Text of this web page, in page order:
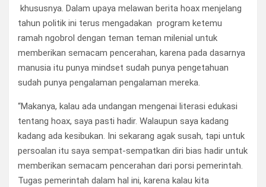
khususnya. Dalam upaya melawan berita hoax menjelang
tahun politik ini terus mengadakan program ketemu
ramah ngobrol dengan teman teman milenial untuk
memberikan semacam pencerahan, karena pada dasarnya
manusia itu punya mindset sudah punya pengetahuan
sudah punya pengalaman pengalaman mereka.
“Makanya, kalau ada undangan mengenai literasi edukasi
tentang hoax, saya pasti hadir. Walaupun saya kadang
kadang ada kesibukan. Ini sekarang agak susah, tapi untuk
persoalan itu saya sempat-sempatkan diri bias hadir untuk
memberikan semacam pencerahan dari porsi pemerintah.
Tugas pemerintah dalam hal ini, karena kalau kita